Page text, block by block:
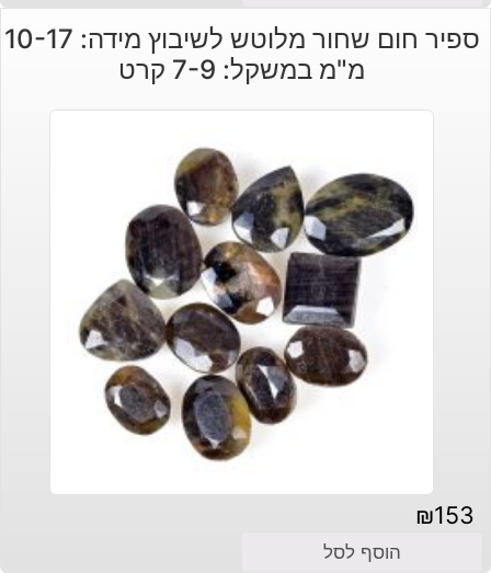
ספיר חום שחור מלוטש לשיבוץ מידה: 10-17
מ"מ במשקל: 7-9 קרט
₪153
הוסף לסל